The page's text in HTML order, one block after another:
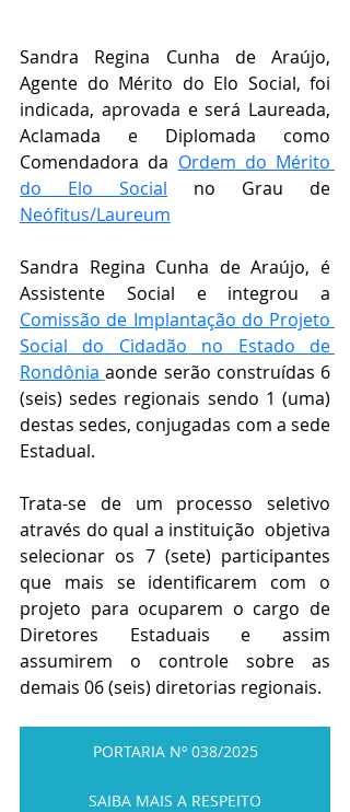
Sandra Regina Cunha de Araújo,
Agente do Mérito do Elo Social, foi
indicada, aprovada e será Laureada,
Aclamada e Diplomada como
Comendadora da Ordem do Mérito
do Elo Social
Neófitus/Laureum
Sandra Regina Cunha de Araújo, é
Comissão de Implantação do Projeto
Social do Cidadão no Estado de
Rondônia aonde serão construídas 6
(seis) sedes regionais sendo 1 (uma)
destas sedes, conjugadas com a sede
Estadual.
Trata-se de um processo seletivo
através do qual a instituição  objetiva
selecionar os 7 (sete) participantes
que mais se identificarem com o
projeto para ocuparem o cargo de
Diretores Estaduais e assim
assumirem o controle sobre as
demais 06 (seis) diretorias regionais.
PORTARIA Nº 038/2025
SAIBA MAIS A RESPEITO